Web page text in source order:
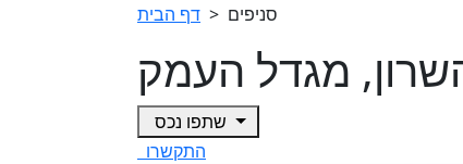
דף הבית > סניפים
התקשרו